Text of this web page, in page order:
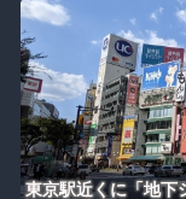
東京駅近くに「地下